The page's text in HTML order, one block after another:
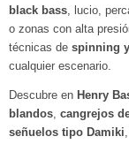
black bass, lucio,
o zonas con alta
técnicas de spinning
cualquier escenario.
Descubre en Henry
blandos, cangrejos
señuelos tipo Damiki